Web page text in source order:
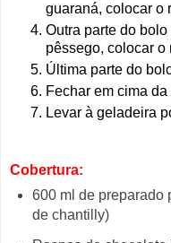
guaraná, colocar o
Outra parte do bolo
pêssego, colocar
Última parte do
Fechar em cima
Levar à geladeira
Cobertura:
600 ml de preparado
de chantilly)